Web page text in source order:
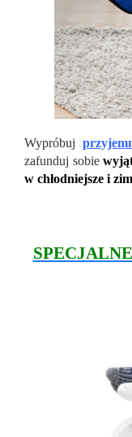
Wypróbuj
zafunduj sobie
w chłodniejsze i